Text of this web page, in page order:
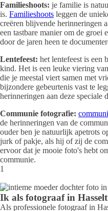
Familieshoots: je familie is
is. Familieshoots leggen de
creëren blijvende herinneringen
een tastbare manier om de groei
door de jaren heen te
Lentefeest: het lentefeest is een
kind. Het is een leuke viering
die je meestal viert samen met
bijzondere gebeurtenis vast te
herinneringen aan deze
Communie fotografie:
de herinneringen van de
ouder ben je natuurlijk apetrots
jurk of pakje, als hij of zij de
ervoor dat je mooie foto's hebt
communie.
1
Ik als fotograaf in Hasselt
Als professionele fotograaf in